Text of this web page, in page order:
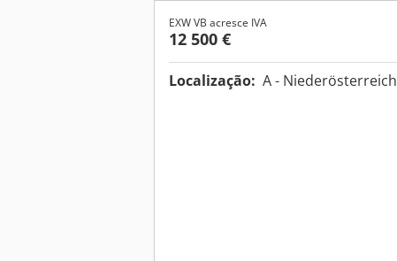
EXW VB acresce IVA
12 500 €
Localização: A - Niederösterreich